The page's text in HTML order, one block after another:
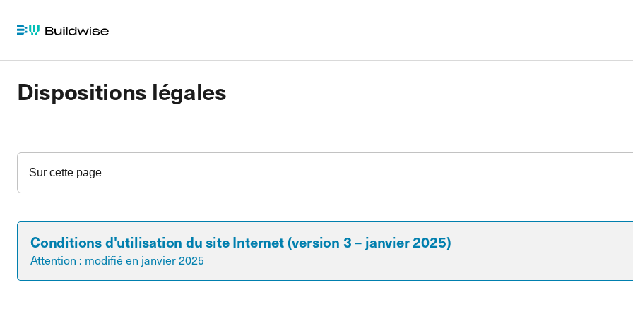
Dispositions légales
Sur cette page
Conditions d'utilisation du site Internet (version 3 – janvier 2025)
Attention : modifié en janvier 2025